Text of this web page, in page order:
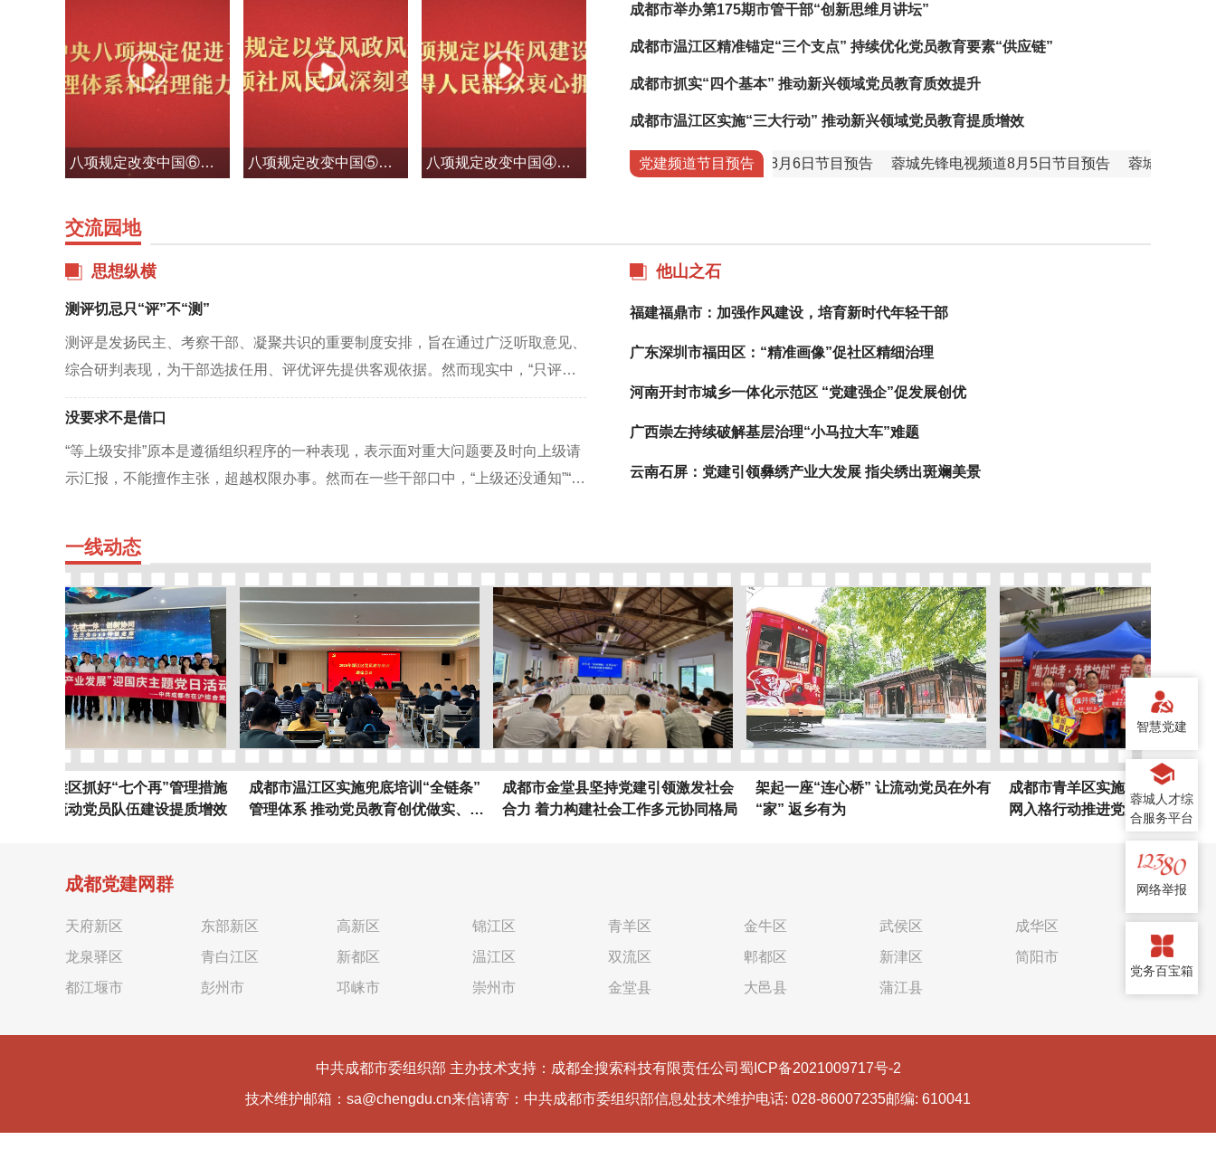
智慧党建
蓉城人才综
合服务平台
网络举报
党务百宝箱
八项规定改变中国⑥促进国家治理体系和治理能力现代化 八项规定改变中国⑤以党风政风焕然一新引领社风民风深刻变革 八项规定改变中国④以作风建设新成效赢得人民群众衷心拥护
成都市举办第175期市管干部“创新思维月讲坛”
成都市温江区精准锚定“三个支点” 持续优化党员教育要素“供应链”
成都市抓实“四个基本” 推动新兴领域党员教育质效提升
成都市温江区实施“三大行动” 推动新兴领域党员教育提质增效
党建频道节目预告
道8月9日节目预告 蓉城先锋电视频道8月8日节目预告 蓉城先锋电视频道8月7日节目预告 蓉城先锋电视频道8月6日节目预告 蓉城先锋电视频道8月5日节目预告 蓉城先锋电视频道
交流园地
思想纵横
测评切忌只“评”不“测”
测评是发扬民主、考察干部、凝聚共识的重要制度安排，旨在通过广泛听取意见、
综合研判表现，为干部选拔任用、评优评先提供客观依据。然而现实中，“只评不
测”的形式主义倾向仍时有发生，有的局限于会议座谈“听几句”，未深入基层一线收
集真实声音；有的满足于表格勾选“打个分”，对“德、能、勤、绩、廉”缺乏系统研
判；有的停留于泛泛评价“提几句”，不…
没要求不是借口
“等上级安排”原本是遵循组织程序的一种表现，表示面对重大问题要及时向上级请
示汇报，不能擅作主张，超越权限办事。然而在一些干部口中，“上级还没通知”“领
想为、不善为、不敢为。具体说来，就是有…
他山之石
福建福鼎市：加强作风建设，培育新时代年轻干部
广东深圳市福田区：“精准画像”促社区精细治理
河南开封市城乡一体化示范区 “党建强企”促发展创优
广西崇左持续破解基层治理“小马拉大车”难题
云南石屏：党建引领彝绣产业大发展 指尖绣出斑斓美景
一线动态
侯区抓好“七个再”管理措施
流动党员队伍建设提质增效
成都市温江区实施兜底培训“全链条”
管理体系 推动党员教育创优做实、提
成都市金堂县坚持党建引领激发社会
合力 着力构建社会工作多元协同格局
架起一座“连心桥” 让流动党员在外有
“家” 返乡有为
成都市青羊区实施“青聚睦邻”党员进
网入格行动推进党员常态化参与基层
成都党建网群
天府新区 东部新区 高新区 锦江区 青羊区 金牛区 武侯区
成华区
龙泉驿区
青白江区 新都区 温江区 双流区 郫都区 新津区
简阳市
都江堰市
彭州市 邛崃市 崇州市 金堂县 大邑县 蒲江县
中共成都市委组织部 主办技术支持：成都全搜索科技有限责任公司 蜀ICP备2021009717号-2
技术维护邮箱：sa@chengdu.cn来信请寄：中共成都市委组织部信息处技术维护电话: 028-86007235邮编: 610041